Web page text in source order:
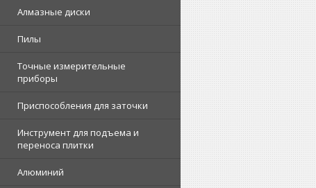
Алмазные диски
Пилы
Точные измерительные
приборы
Приспособления для заточки
Инструмент для подъема и
переноса плитки
Алюминий